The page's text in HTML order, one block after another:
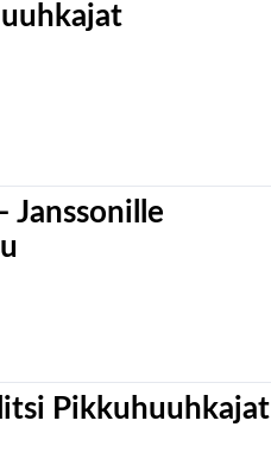
Janssonille
Pikkuhuuhkajat